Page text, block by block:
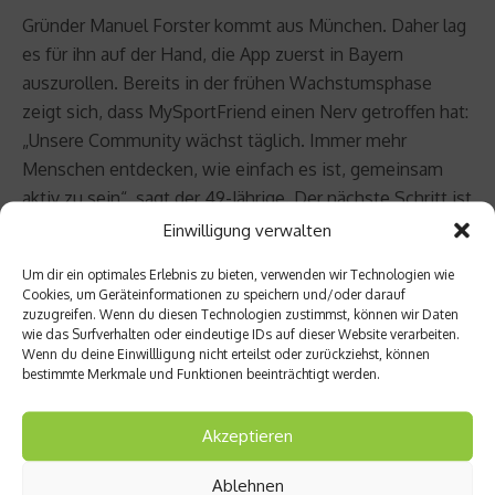
Einwilligung verwalten
Um dir ein optimales Erlebnis zu bieten, verwenden wir Technologien wie
Cookies, um Geräteinformationen zu speichern und/oder darauf
zuzugreifen. Wenn du diesen Technologien zustimmst, können wir Daten
wie das Surfverhalten oder eindeutige IDs auf dieser Website verarbeiten.
Wenn du deine Einwillligung nicht erteilst oder zurückziehst, können
bestimmte Merkmale und Funktionen beeinträchtigt werden.
Akzeptieren
Ablehnen
Gründer Manuel Forster kommt aus München. Daher lag
es für ihn auf der Hand, die App zuerst in Bayern
auszurollen. Bereits in der frühen Wachstumsphase
zeigt sich, dass MySportFriend einen Nerv getroffen hat:
„Unsere Community wächst täglich. Immer mehr
Menschen entdecken, wie einfach es ist, gemeinsam
aktiv zu sein“, sagt der 49-Jährige. Der nächste Schritt ist
bereits in Planung: Die App soll bald deutschlandweit
Zur kostenlosen Basisversion der App gibt es für alle,
die viel unterwegs sind und noch gezielter nach
Sportpartnern suchen möchten, eine Premiumversion.
von 45 Euro stehen erweiterte Funktionen zur
Verfügung. Hier werden an jedem Ort geplante
Aktivitäten und Spiele angezeigt – ideal für Geschäfts-